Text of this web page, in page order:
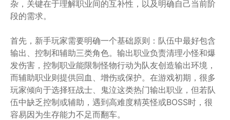
杂，关键在于理解职业间的互补性，以及明确自己当前阶
段的需求。
首先，新手玩家需要明确一个基础原则：队伍中最好包含
输出、控制和辅助三类角色。输出职业负责清理小怪和爆
发伤害，控制职业能限制怪物行动为队友创造输出环境，
而辅助职业则提供回血、增伤或保护。在游戏初期，很多
玩家倾向于选择狂战士、鬼泣这类热门输出职业，但若队
伍中缺乏控制或辅助，遇到高难度精英怪或BOSS时，很
容易因为生存能力不足而翻车。